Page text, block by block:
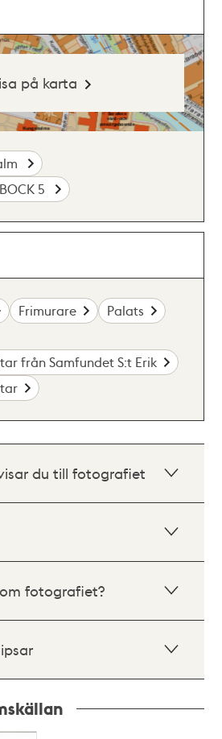
på karta
5
Frimurare
Palats
från Samfundet S:t Erik
du till fotografiet
fotografiet?